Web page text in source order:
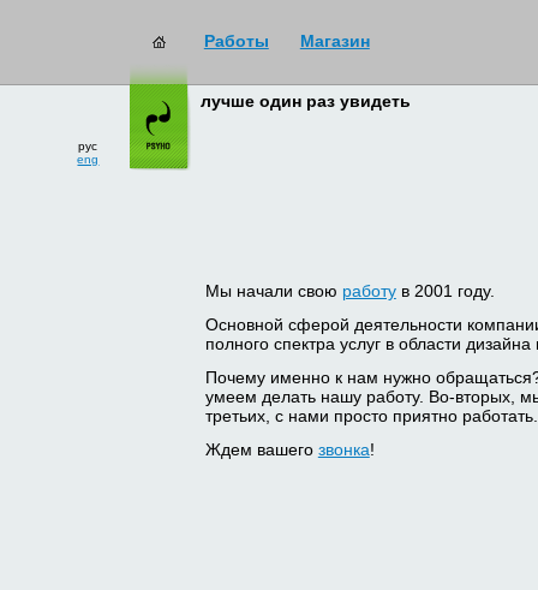
Работы Магазин
рус
eng
лучше один раз увидеть
Мы начали свою работув 2001 году.
Основной сферой деятельности
полного спектра услуг в области
Почему именно к нам нужно
умеем делать нашу работу. Во-вторых,
третьих, с нами просто приятно работать.
Ждем вашего звонка!